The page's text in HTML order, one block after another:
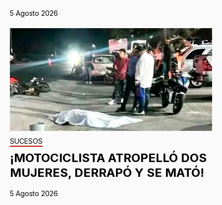
5 Agosto 2026
SUCESOS
¡MOTOCICLISTA ATROPELLÓ DOS
MUJERES, DERRAPÓ Y SE MATÓ!
5 Agosto 2026